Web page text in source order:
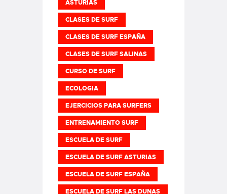
ASTURIAS
CLASES DE SURF
CLASES DE SURF ESPAÑA
CLASES DE SURF SALINAS
CURSO DE SURF
ECOLOGIA
EJERCICIOS PARA SURFERS
ENTRENAMIENTO SURF
ESCUELA DE SURF
ESCUELA DE SURF ASTURIAS
ESCUELA DE SURF ESPAÑA
ESCUELA DE SURF LAS DUNAS